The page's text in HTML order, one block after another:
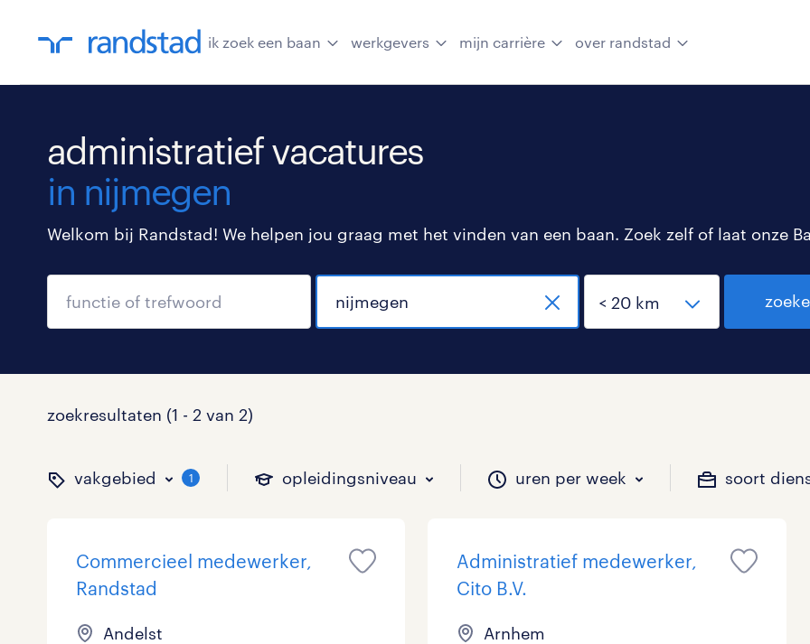
ik zoek een baan werkgevers mijn carrière over randstad
administratief vacatures
in nijmegen
Welkom bij Randstad! We helpen jou graag met het vinden van een baan. Zoek zelf of laat onze
zoekresultaten (1 - 2 van 2)
vakgebied 1 opleidingsniveau uren per week soort
binnen welk vakgebied wil je werken?
op welk niveau zoek je vacatures?
hoeveel uren per week wil je werken?
welk soort dienstverband zou jij willen?
Commercieel medewerker,
Randstad
Andelst
Administratief medewerker,
Cito B.V.
Arnhem